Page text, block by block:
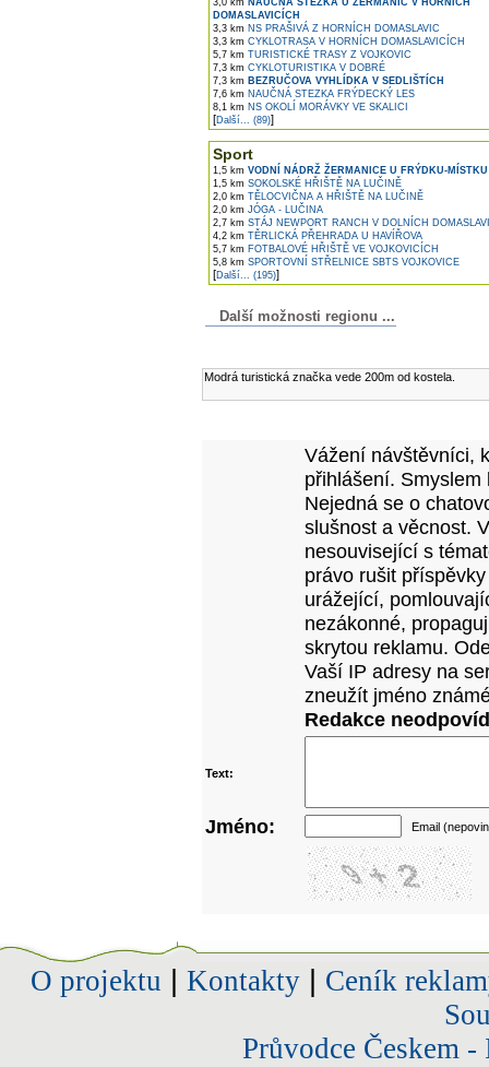
3,0 km NAUČNÁ STEZKA U ŽERMANIC V HORNÍCH
DOMASLAVICÍCH
3,3 km NS PRAŠIVÁ Z HORNÍCH DOMASLAVIC
3,3 km CYKLOTRASA V HORNÍCH DOMASLAVICÍCH
5,7 km TURISTICKÉ TRASY Z VOJKOVIC
7,3 km CYKLOTURISTIKA V DOBRÉ
7,3 km BEZRUČOVA VYHLÍDKA V SEDLIŠTÍCH
7,6 km NAUČNÁ STEZKA FRÝDECKÝ LES
8,1 km NS OKOLÍ MORÁVKY VE SKALICI
[Další... (89)]
Sport
1,5 km VODNÍ NÁDRŽ ŽERMANICE U FRÝDKU-MÍSTKU
1,5 km SOKOLSKÉ HŘIŠTĚ NA LUČINĚ
2,0 km TĚLOCVIČNA A HŘIŠTĚ NA LUČINĚ
2,0 km JÓGA - LUČINA
2,7 km STÁJ NEWPORT RANCH V DOLNÍCH
4,2 km TĚRLICKÁ PŘEHRADA U HAVÍŘOVA
5,7 km FOTBALOVÉ HŘIŠTĚ VE VOJKOVICÍCH
5,8 km SPORTOVNÍ STŘELNICE SBTS VOJKOVICE
[Další... (195)]
Další možnosti regionu ...
Modrá turistická značka vede 200m od kostela.
Vážení návštěvníci,
přihlášení.
Nejedná se o
slušnost a věcnost.
nesouvisející s
právo rušit
urážející,
nezákonné,
skrytou reklamu.
Vaší IP adresy na
zneužít jméno
Redakce
Text:
Jméno: Email
O projektu Kontakty| Ceník
Průvodce Českem